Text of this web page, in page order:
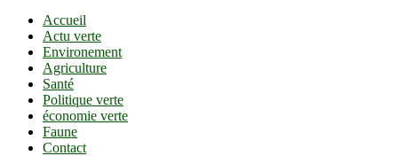
Accueil
Actu verte
Environement
Agriculture
Santé
Politique verte
économie verte
Faune
Contact